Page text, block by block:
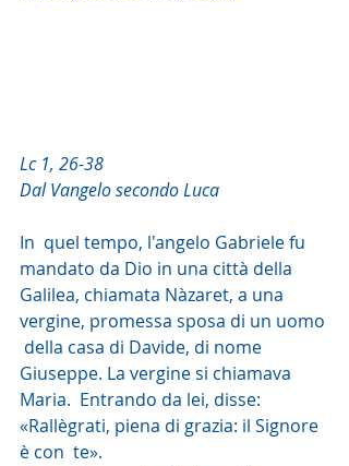
Lc 1, 26-38
Dal Vangelo secondo Luca
In  quel tempo, l'angelo Gabriele fu
mandato da Dio in una città della
Galilea, chiamata Nàzaret, a una
vergine, promessa sposa di un uomo
della casa di Davide, di nome
Giuseppe. La vergine si chiamava
Maria.  Entrando da lei, disse:
«Rallègrati, piena di grazia: il Signore
è con  te».